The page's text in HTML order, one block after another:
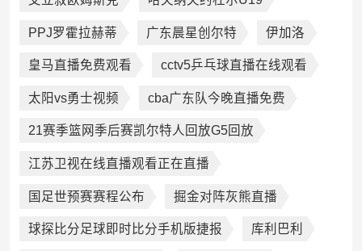
PPJ罗霍拉赫蒂 广东晨星创尔特 伊加洛
皇马直播免费观看 cctv5乒乓球直播在线观看
太阳vs勇士视频 cba广东队今晚直播免费
21赛季篮网季后赛凯尔特人回放G5回放
江苏卫视在线直播观看正在直播
国足世预赛赛程公布 掘金对阵灰熊直播
球探比分足球即时比分手机版捷报 库利巴利